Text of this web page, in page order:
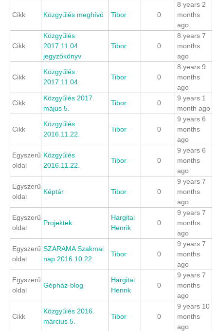
Cikk Közgyűlés meghívó Tibor 0
8 years 2
months
ago
Cikk
Közgyűlés
2017.11.04
jegyzőkönyv
Tibor 0
8 years 7
months
ago
Cikk
Közgyűlés
2017.11.04.
Tibor 0
8 years 9
months
ago
Cikk
Közgyűlés 2017.
május 5.
Tibor 0
9 years 1
month ago
Cikk
Közgyűlés
2016.11.22.
Tibor 0
9 years 6
months
ago
Egyszerű
oldal
Közgyűlés
2016.11.22.
Tibor 0
9 years 6
months
ago
Egyszerű
oldal
Képtár Tibor 0
9 years 7
months
ago
Egyszerű
oldal
Projektek
Hargitai
Henrik
0
9 years 7
months
ago
Egyszerű
oldal
SZARAMA Szakmai
nap 2016.10.22.
Tibor 0
9 years 7
months
ago
Egyszerű
oldal
Gépház-blog
Hargitai
Henrik
0
9 years 7
months
ago
Cikk
Közgyűlés 2016.
március 5.
Tibor 0
9 years 10
months
ago